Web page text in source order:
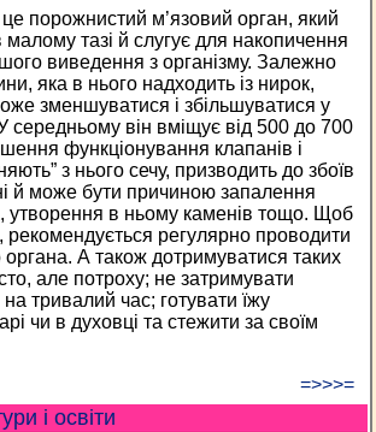
порожнистий м’язовий орган, який
тазі й слугує для накопичення
виведення з організму. Залежно
яка в нього надходить із нирок,
зменшуватися і збільшуватися у
середньому він вміщує від 500 до 700
функціонування клапанів і
з нього сечу, призводить до збоїв
й може бути причиною запалення
утворення в ньому каменів тощо. Щоб
рекомендується регулярно проводити
А також дотримуватися таких
але потроху; не затримувати
тривалий час; готувати їжу
чи в духовці та стежити за своїм
=>>>=
і освіти